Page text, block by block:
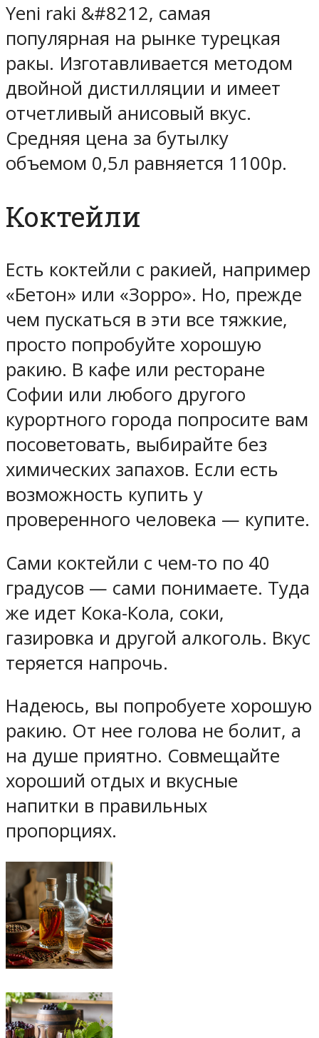
Yeni raki &#8212, самая
популярная на рынке турецкая
ракы. Изготавливается методом
двойной дистилляции и имеет
отчетливый анисовый вкус.
Средняя цена за бутылку
объемом 0,5л равняется 1100р.
Коктейли
Есть коктейли с ракией, например
«Бетон» или «Зорро». Но, прежде
чем пускаться в эти все тяжкие,
просто попробуйте хорошую
ракию. В кафе или ресторане
Софии или любого другого
курортного города попросите вам
посоветовать, выбирайте без
химических запахов. Если есть
возможность купить у
проверенного человека — купите.
Сами коктейли с чем-то по 40
градусов — сами понимаете. Туда
же идет Кока-Кола, соки,
газировка и другой алкоголь. Вкус
теряется напрочь.
Надеюсь, вы попробуете хорошую
ракию. От нее голова не болит, а
на душе приятно. Совмещайте
хороший отдых и вкусные
напитки в правильных
пропорциях.